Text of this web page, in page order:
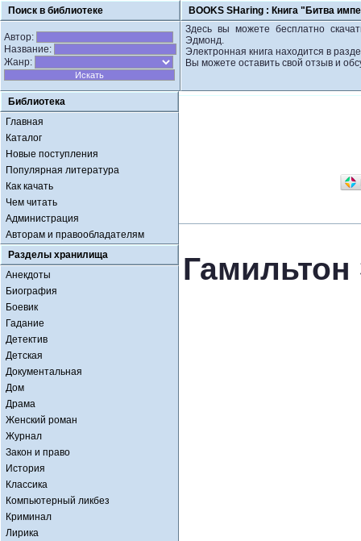
Поиск в библиотеке BOOKS SHaring : Книга "Битва
Автор:
Название:
Жанр:
Здесь вы можете бесплатно
Эдмонд.
Электронная книга находится в
Вы можете оставить свой отзыв и
Библиотека
Главная
Каталог
Новые поступления
Популярная литература
Как качать
Чем читать
Администрация
Авторам и правообладателям
Разделы хранилища
Анекдоты
Биография
Боевик
Гадание
Детектив
Детская
Документальная
Дом
Драма
Женский роман
Журнал
Закон и право
История
Классика
Компьютерный ликбез
Криминал
Лирика